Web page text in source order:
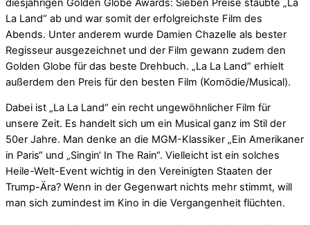
diesjährigen Golden Globe Awards: Sieben Preise staubte „La
La Land“ ab und war somit der erfolgreichste Film des
Abends. Unter anderem wurde Damien Chazelle als bester
Regisseur ausgezeichnet und der Film gewann zudem den
Golden Globe für das beste Drehbuch. „La La Land“ erhielt
außerdem den Preis für den besten Film (Komödie/Musical).
Dabei ist „La La Land“ ein recht ungewöhnlicher Film für
unsere Zeit. Es handelt sich um ein Musical ganz im Stil der
50er Jahre. Man denke an die MGM-Klassiker „Ein Amerikaner
in Paris“ und „Singin‘ In The Rain“. Vielleicht ist ein solches
Heile-Welt-Event wichtig in den Vereinigten Staaten der
Trump-Ära? Wenn in der Gegenwart nichts mehr stimmt, will
man sich zumindest im Kino in die Vergangenheit flüchten.